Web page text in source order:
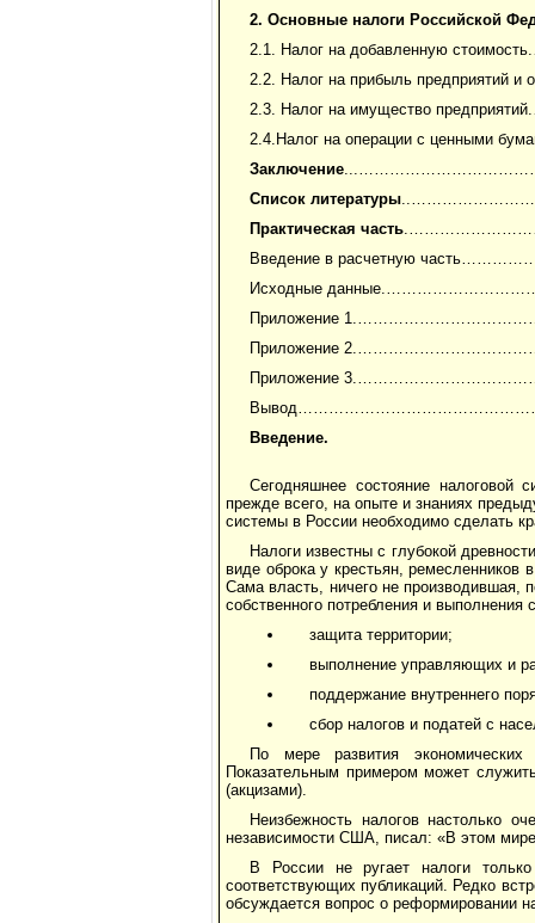
2. Основные налоги Российской
2.1. Налог на добавленную
2.2. Налог на прибыль
2.3. Налог на имущество
2.4.Налог на операции с
Заключение
Список литературы
Практическая часть
Введение в расчетную
Исходные
Приложение
Приложение
Приложение
Введение.
Сегодняшнее состояние налоговой
прежде всего, на опыте и знаниях
системы в России необходимо сделать
Налоги известны с глубокой
виде оброка у крестьян, ремесленников
Сама власть, ничего не производившая,
собственного потребления и
защита территории;
выполнение управляющих и
поддержание внутреннего
сбор налогов и податей с
По мере развития
Показательным примером может
(акцизами).
Неизбежность налогов настолько
независимости США, писал: «В этом
В России не ругает налоги
соответствующих публикаций. Редко
обсуждается вопрос о реформировании